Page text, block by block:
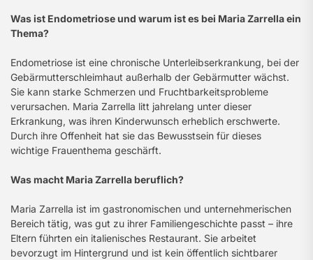
Was ist Endometriose und warum ist es bei Maria Zarrella ein
Thema?
Endometriose ist eine chronische Unterleibserkrankung, bei der
Gebärmutterschleimhaut außerhalb der Gebärmutter wächst.
Sie kann starke Schmerzen und Fruchtbarkeitsprobleme
verursachen. Maria Zarrella litt jahrelang unter dieser
Erkrankung, was ihren Kinderwunsch erheblich erschwerte.
Durch ihre Offenheit hat sie das Bewusstsein für dieses
wichtige Frauenthema geschärft.
Was macht Maria Zarrella beruflich?
Maria Zarrella ist im gastronomischen und unternehmerischen
Bereich tätig, was gut zu ihrer Familiengeschichte passt – ihre
Eltern führten ein italienisches Restaurant. Sie arbeitet
bevorzugt im Hintergrund und ist kein öffentlich sichtbarer